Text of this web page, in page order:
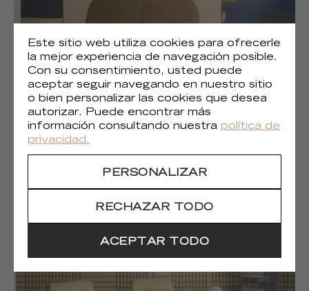
Liberté chromatique (1)
Este sitio web utiliza cookies para ofrecerle
la mejor experiencia de navegación posible.
Con su consentimiento, usted puede
aceptar seguir navegando en nuestro sitio
o bien personalizar las cookies que desea
autorizar. Puede encontrar más
información consultando nuestra política de
privacidad.
PERSONALIZAR
RECHAZAR TODO
ACEPTAR TODO